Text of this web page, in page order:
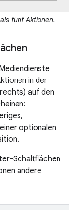
fünf Aktionen.
in der
auf den
optionalen
Schaltflächen
andere